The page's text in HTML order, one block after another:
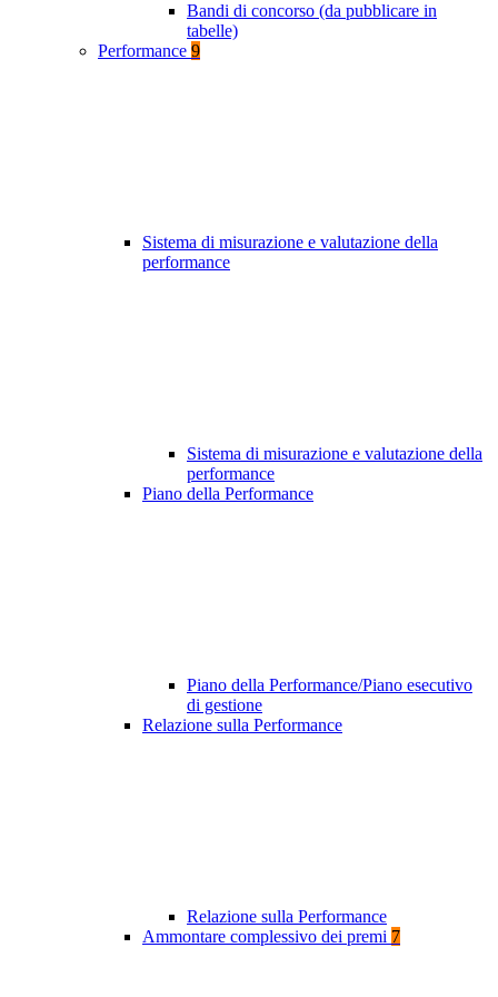
Bandi di concorso (da pubblicare in
tabelle)
Performance 9
Sistema di misurazione e valutazione della
performance
Sistema di misurazione e valutazione della
performance
Piano della Performance
Piano della Performance/Piano esecutivo
di gestione
Relazione sulla Performance
Relazione sulla Performance
Ammontare complessivo dei premi 7